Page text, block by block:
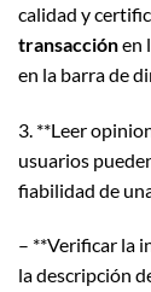
calidad y
transacciónen
en la barra de
3. **Leer
usuarios
fiabilidad de
– **Verificar la
la descripción